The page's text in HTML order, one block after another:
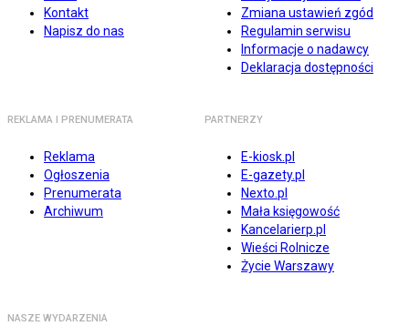
Kontakt
Napisz do nas
Zmiana ustawień zgód
Regulamin serwisu
Informacje o nadawcy
Deklaracja dostępności
REKLAMA I PRENUMERATA
Reklama
Ogłoszenia
Prenumerata
Archiwum
PARTNERZY
E-kiosk.pl
E-gazety.pl
Nexto.pl
Mała księgowość
Kancelarierp.pl
Wieści Rolnicze
Życie Warszawy
NASZE WYDARZENIA